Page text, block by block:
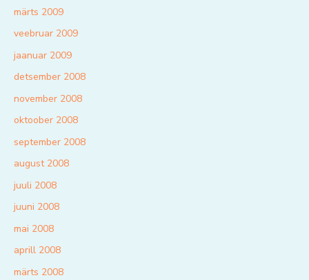
märts 2009
veebruar 2009
jaanuar 2009
detsember 2008
november 2008
oktoober 2008
september 2008
august 2008
juuli 2008
juuni 2008
mai 2008
aprill 2008
märts 2008